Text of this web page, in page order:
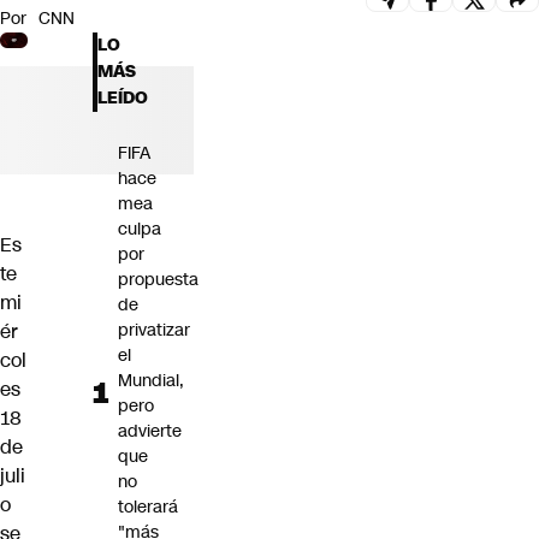
Futuro 360
Opinión
Por CNN
Es
te
mi
ér
col
es
18
de
juli
o
se
LO
MÁS
LEÍDO
FIFA
hace
mea
culpa
por
propuesta
de
privatizar
el
Mundial,
pero
advierte
que
no
tolerará
"más